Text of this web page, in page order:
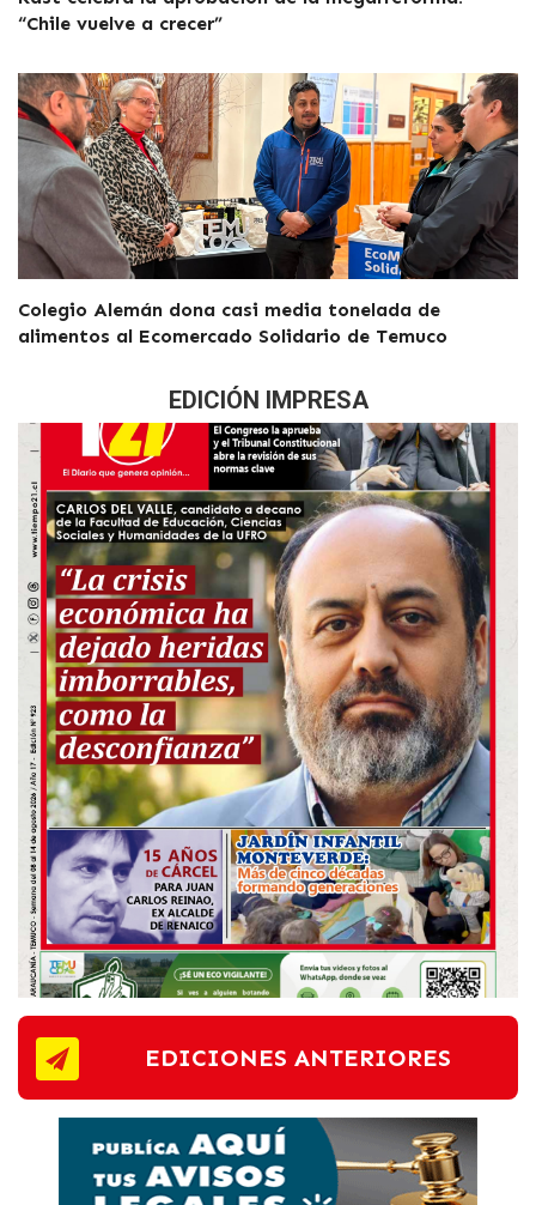
“Chile vuelve a crecer”
Colegio Alemán dona casi media tonelada de
alimentos al Ecomercado Solidario de Temuco
EDICIÓN IMPRESA
EDICIONES ANTERIORES